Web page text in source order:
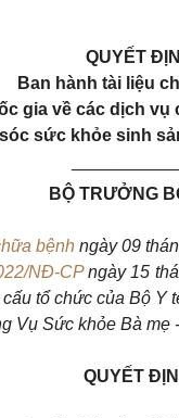
QUYẾT
Ban hành tài liệu
gia về các dịch
sức khỏe sinh
BỘ TRƯỞNG
bệnh ngày 09
NĐ-CPngày 15
tổ chức của Bộ Y
Vụ Sức khỏe Bà mẹ
QUYẾT